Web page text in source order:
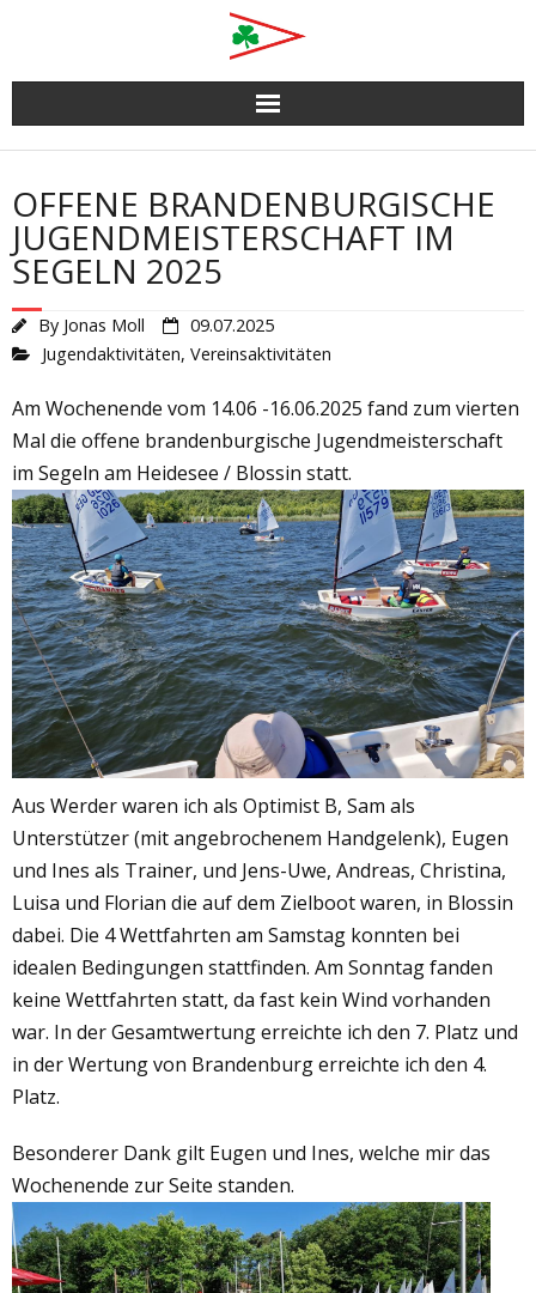
content
OFFENE BRANDENBURGISCHE
JUGENDMEISTERSCHAFT IM
SEGELN 2025
By Jonas Moll
09.07.2025
Jugendaktivitäten, Vereinsaktivitäten
Am Wochenende vom 14.06 -16.06.2025 fand zum vierten
Mal die offene brandenburgische Jugendmeisterschaft
im Segeln am Heidesee / Blossin statt.
Aus Werder waren ich als Optimist B, Sam als
Unterstützer (mit angebrochenem Handgelenk), Eugen
und Ines als Trainer, und Jens-Uwe, Andreas, Christina,
Luisa und Florian die auf dem Zielboot waren, in Blossin
dabei. Die 4 Wettfahrten am Samstag konnten bei
idealen Bedingungen stattfinden. Am Sonntag fanden
keine Wettfahrten statt, da fast kein Wind vorhanden
war. In der Gesamtwertung erreichte ich den 7. Platz und
in der Wertung von Brandenburg erreichte ich den 4.
Platz.
Besonderer Dank gilt Eugen und Ines, welche mir das
Wochenende zur Seite standen.